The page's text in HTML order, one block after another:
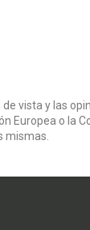
vista y las
Europea o la
mismas.